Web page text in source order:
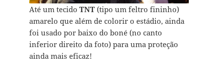
Até um tecido TNT(tipo um feltro fininho)
amarelo que além de colorir o estádio, ainda
foi usado por baixo do boné (no canto
inferior direito da foto) para uma proteção
ainda mais eficaz!